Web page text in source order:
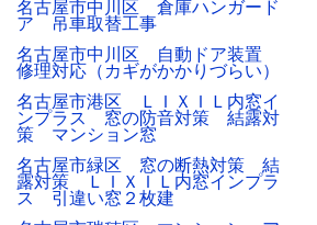
名古屋市中川区 倉庫ハンガード
ア 吊車取替工事
名古屋市中川区 自動ドア装置
修理対応（カギがかかりづらい）
名古屋市港区 ＬＩＸＩＬ内窓イ
ンプラス 窓の防音対策 結露対
策 マンション窓
名古屋市緑区 窓の断熱対策 結
露対策 ＬＩＸＩＬ内窓インプラ
ス 引違い窓２枚建